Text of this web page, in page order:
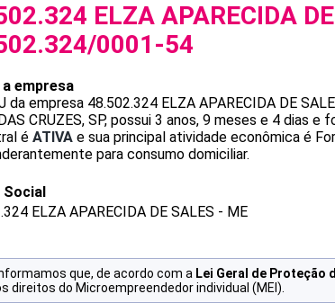
ELZA APARECIDA
0001-54
empresa
da empresa 48.502.324 ELZA APARECIDA DE
CRUZES, SP, possui 3 anos, 9 meses e 4 dias
é ATIVA e sua principal atividade econômica é
para consumo domiciliar.
Social
ELZA APARECIDA DE SALES - ME
que, de acordo com a Lei Geral de Proteção
direitos do Microempreendedor individual (MEI).